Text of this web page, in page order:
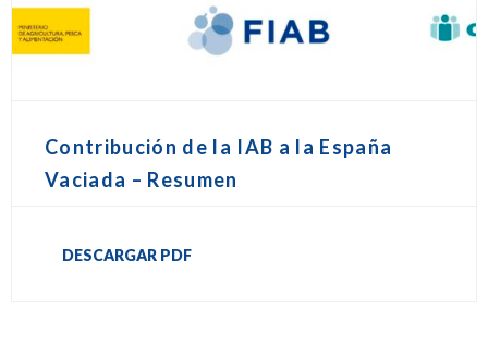
Contribución de la IAB a la España
Vaciada – Resumen
DESCARGAR PDF